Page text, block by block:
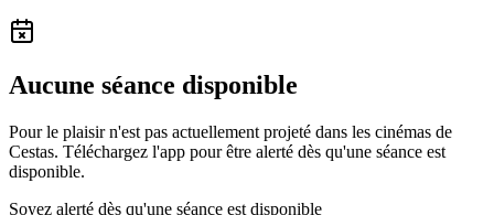
Aucune séance disponible
Pour le plaisir n'est pas actuellement projeté dans les cinémas de
Cestas. Téléchargez l'app pour être alerté dès qu'une séance est
disponible.
Soyez alerté dès qu'une séance est disponible